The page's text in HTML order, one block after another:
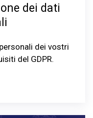
dei dati
dei vostri
del GDPR.